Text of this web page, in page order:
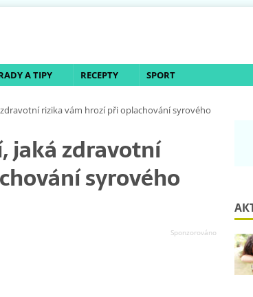
A TIPY RECEPTY SPORT
rizika vám hrozí při oplachování syrového
jaká zdravotní
syrového